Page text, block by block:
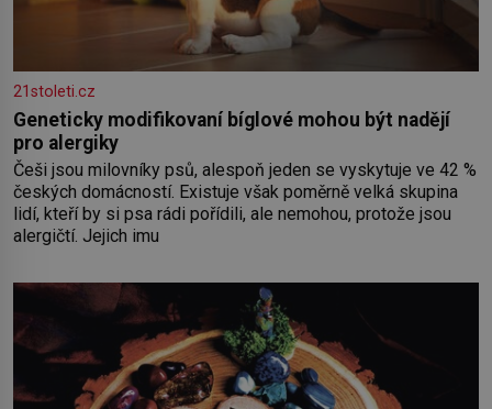
21stoleti.cz
Geneticky modifikovaní bíglové mohou být nadějí
pro alergiky
Češi jsou milovníky psů, alespoň jeden se vyskytuje ve 42 %
českých domácností. Existuje však poměrně velká skupina
lidí, kteří by si psa rádi pořídili, ale nemohou, protože jsou
alergičtí. Jejich imu